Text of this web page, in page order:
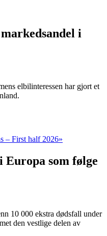
i
elbilinteressen har gjort et
– First half 2026»
Europa som følge
10 000 ekstra dødsfall under
den vestlige delen av